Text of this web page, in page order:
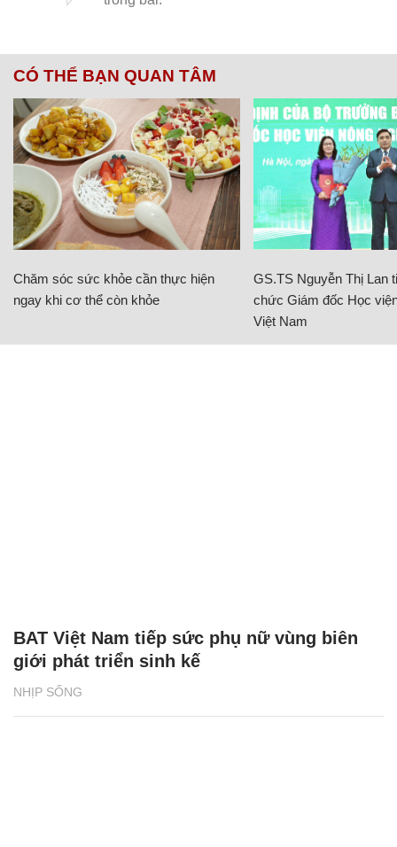
CÓ THỂ BẠN QUAN TÂM
Chăm sóc sức khỏe cần thực hiện
ngay khi cơ thể còn khỏe
GS.TS Nguyễn Thị Lan
chức Giám đốc Học
Việt Nam
NHỊP SỐNG
BAT Việt Nam tiếp sức phụ nữ vùng biên
giới phát triển sinh kế